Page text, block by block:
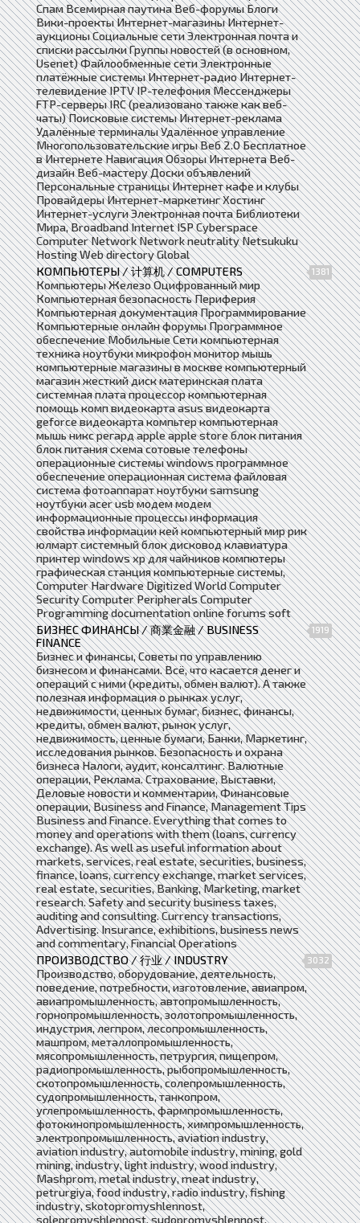
Спам Всемирная паутина Веб-форумы Блоги
Вики-проекты Интернет-магазины Интернет-
аукционы Социальные сети Электронная почта и
списки рассылки Группы новостей (в основном,
Usenet) Файлообменные сети Электронные
платёжные системы Интернет-радио Интернет-
телевидение IPTV IP-телефония Мессенджеры
FTP-серверы IRC (реализовано также как веб-
чаты) Поисковые системы Интернет-реклама
Удалённые терминалы Удалённое управление
Многопользовательские игры Веб 2.0 Бесплатное
в Интернете Навигация Обзоры Интернета Веб-
дизайн Веб-мастеру Доски объявлений
Персональные страницы Интернет кафе и клубы
Провайдеры Интернет-маркетинг Хостинг
Интернет-услуги Электронная почта Библиотеки
Мира, Broadband Internet ISP Cyberspace
Computer Network Network neutrality Netsukuku
Hosting Web directory Global
КОМПЬЮТЕРЫ / 计算机 / COMPUTERS
1381
Компьютеры Железо Оцифрованный мир
Компьютерная безопасность Периферия
Компьютерная документация Программирование
Компьютерные онлайн форумы Программное
обеспечение Мобильные Сети компьютерная
техника ноутбуки микрофон монитор мышь
компьютерные магазины в москве компьютерный
магазин жесткий диск материнская плата
системная плата процессор компьютерная
помощь комп видеокарта asus видеокарта
geforce видеокарта компьтер компьютерная
мышь никс регард apple apple store блок питания
блок питания схема сотовые телефоны
операционные системы windows программное
обеспечение операционная система файловая
система фотоаппарат ноутбуки samsung
ноутбуки acer usb модем модем
информационные процессы информация
свойства информации кей компьютерный мир рик
юлмарт системный блок дисковод клавиатура
принтер windows xp для чайников компютеры
графическая станция компьютерные системы,
Computer Hardware Digitized World Computer
Security Computer Peripherals Computer
Programming documentation online forums soft
БИЗНЕС ФИНАНСЫ / 商業金融 / BUSINESS
FINANCE
1919
Бизнес и финансы, Советы по управлению
бизнесом и финансами. Всё, что касается денег и
операций с ними (кредиты, обмен валют). А также
полезная информация о рынках услуг,
недвижимости, ценных бумаг, бизнес, финансы,
кредиты, обмен валют, рынок услуг,
недвижимость, ценные бумаги, Банки, Маркетинг,
исследования рынков. Безопасность и охрана
бизнеса Налоги, аудит, консалтинг. Валютные
операции, Реклама. Страхование, Выставки,
Деловые новости и комментарии, Финансовые
операции, Business and Finance, Management Tips
Business and Finance. Everything that comes to
money and operations with them (loans, currency
exchange). As well as useful information about
markets, services, real estate, securities, business,
finance, loans, currency exchange, market services,
real estate, securities, Banking, Marketing, market
research. Safety and security business taxes,
auditing and consulting. Currency transactions,
Advertising. Insurance, exhibitions, business news
and commentary, Financial Operations
ПРОИЗВОДСТВО / 行业 / INDUSTRY
3032
Производство, оборудование, деятельность,
поведение, потребности, изготовление, авиапром,
авиапромышленность, автопромышленность,
горнопромышленность, золотопромышленность,
индустрия, легпром, лесопромышленность,
машпром, металлопромышленность,
мясопромышленность, петрургия, пищепром,
радиопромышленность, рыбопромышленность,
скотопромышленность, солепромышленность,
судопромышленность, танкопром,
углепромышленность, фармпромышленность,
фотокинопромышленность, химпромышленность,
электропромышленность, aviation industry,
aviation industry, automobile industry, mining, gold
mining, industry, light industry, wood industry,
Mashprom, metal industry, meat industry,
petrurgiya, food industry, radio industry, fishing
industry, skotopromyshlennost,
solepromyshlennost, sudopromyshlennost,